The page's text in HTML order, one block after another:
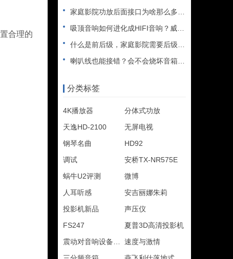
合理的
家庭影院功放后面接口为啥那么多？假装高端卖高价？
吸顶音响如何进化成HIFI音响？威力声功放再升级
什么是前后级，家庭影院需要后级吗？天逸11声道功放AD-83
喇叭线也能接错？会不会烧坏音箱（功放）​？
分类标签
4K播放器
分体式功放
天逸HD-2100
无屏电视
钢琴名曲
HD92
调试
安桥TX-NR575E
蜗牛U2评测
微博
人耳听感
安吉丽娜朱莉
投影机新品
声压仪
FS247
夏普3D高清投影机
速度与激情